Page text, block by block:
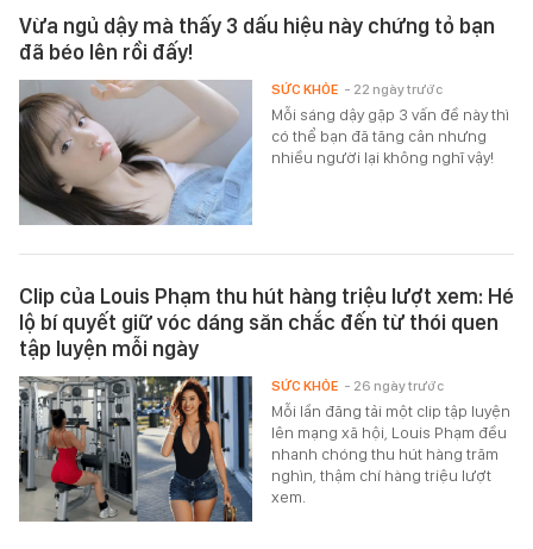
Vừa ngủ dậy mà thấy 3 dấu hiệu này chứng tỏ bạn
đã béo lên rồi đấy!
Mỗi sáng dậy gặp 3 vấn đề này thì
có thể bạn đã tăng cân nhưng
nhiều người lại không nghĩ vậy!
SỨC KHỎE - 22 ngày trước
Clip của Louis Phạm thu hút hàng triệu lượt xem: Hé
lộ bí quyết giữ vóc dáng săn chắc đến từ thói quen
tập luyện mỗi ngày
Mỗi lần đăng tải một clip tập luyện
lên mạng xã hội, Louis Phạm đều
nhanh chóng thu hút hàng trăm
nghìn, thậm chí hàng triệu lượt
xem.
SỨC KHỎE - 26 ngày trước